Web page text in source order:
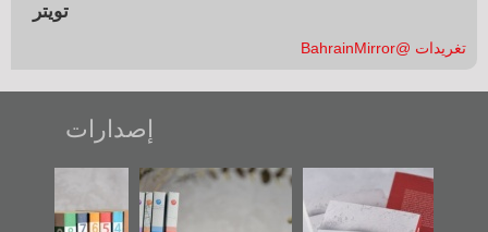
تويتر
تغريدات @BahrainMirror
إصدارات
"حماة الباب الأخير":
الإصدار الأول عن
تصنيف موضوعي
للوثائق البريطانية
تصدر حصاد